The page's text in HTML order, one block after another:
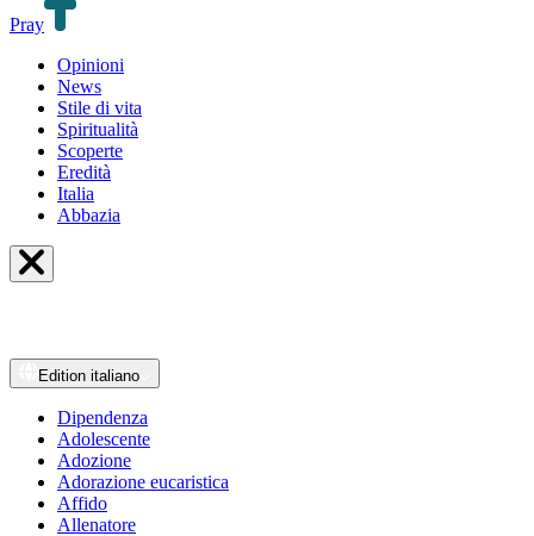
Pray
Opinioni
News
Stile di vita
Spiritualità
Scoperte
Eredità
Italia
Abbazia
Edition italiano
Dipendenza
Adolescente
Adozione
Adorazione eucaristica
Affido
Allenatore